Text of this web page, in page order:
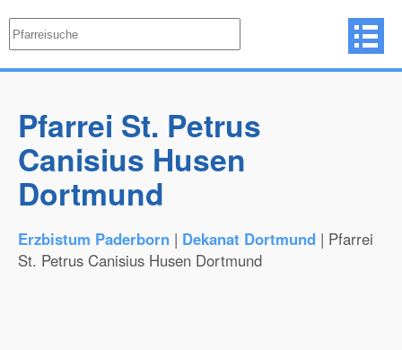
Pfarrei St. Petrus
Canisius Husen
Dortmund
Erzbistum Paderborn | Dekanat Dortmund | Pfarrei
St. Petrus Canisius Husen Dortmund